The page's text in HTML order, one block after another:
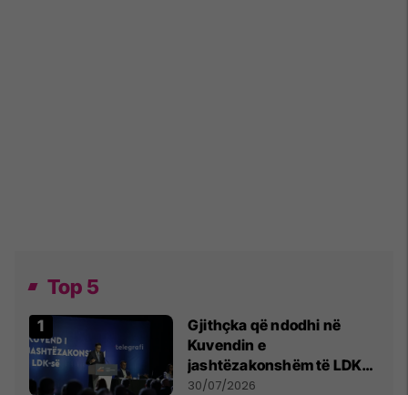
Top 5
Gjithçka që ndodhi në
Kuvendin e
jashtëzakonshëm të LDK-
së
30/07/2026